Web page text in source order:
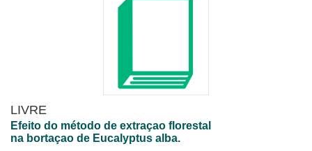
LIVRE
Efeito do método de extraçao florestal
na bortaçao de Eucalyptus alba.